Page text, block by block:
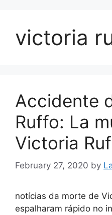
victoria
Accidente
Ruffo: La
Victoria
February 27, 2020 by
notícias da morte de
espalharam rápido no